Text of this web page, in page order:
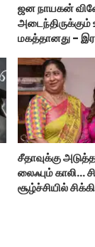
ஜன நாயகன்
அடைந்திருக்கும்
மகத்தானது -
சீதாவுக்கு
லைஃபும் காலி…
சூழ்ச்சியில்